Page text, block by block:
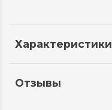
Характеристики
Отзывы